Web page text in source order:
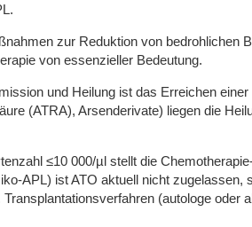
zur Reduktion von bedrohlichen
von essenzieller Bedeutung.
und Heilung ist das Erreichen
(ATRA), Arsenderivate) liegen die
≤10 000/µl stellt die
APL) ist ATO aktuell nicht zugelassen,
(autologe oder